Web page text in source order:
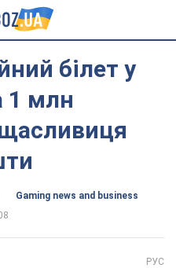
білет у
1 млн
Gaming news and business
РУС